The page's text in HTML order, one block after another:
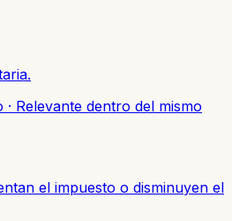
· Relevante dentro del mismo
el impuesto o disminuyen el